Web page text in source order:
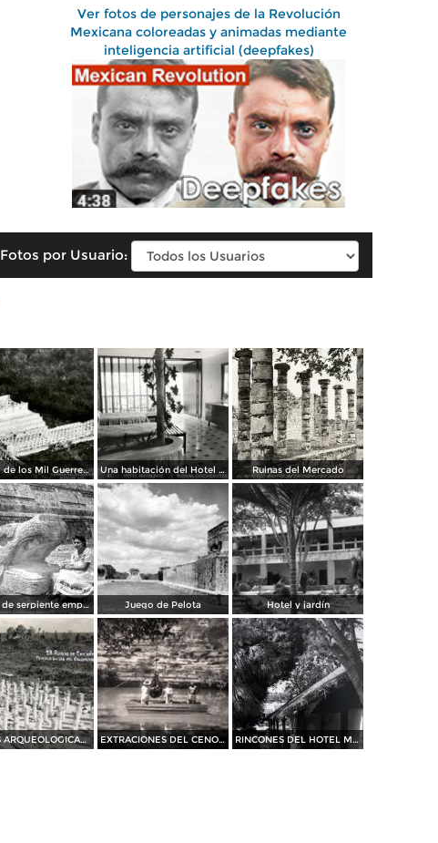
Ver fotos de personajes de la Revolución
Mexicana coloreadas y animadas mediante
inteligencia artificial (deepfakes)
Fotos por Usuario:
Templo de los Mil Guerreros Una habitación del Hotel Mayaland Ruinas del Mercado
Cabeza de serpiente emplumada (Quetzalcóatl) Juego de Pelota Hotel y jardín
RUINAS ARQUEOLOGICAS El templo de las mil Columnas EXTRACIONES DEL CENOTE SAGRADO RINCONES DEL HOTEL MAYALAND